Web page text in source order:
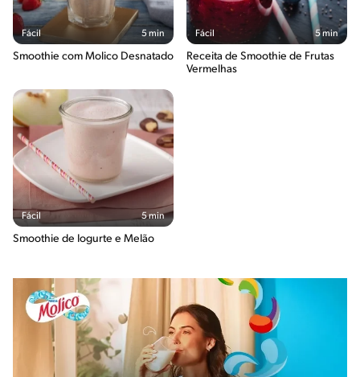
Fácil 5 min
Smoothie com Molico Desnatado
Fácil 5 min
Receita de Smoothie de Frutas
Vermelhas
Fácil 5 min
Smoothie de Iogurte e Melão